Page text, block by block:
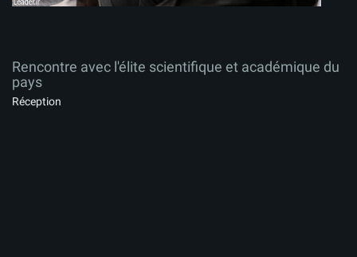
Rencontre avec l'élite scientifique et académique du
pays
Réception